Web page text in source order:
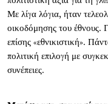
Με λίγα λόγια, ήταν
οικοδόμησης του έθνους.
επίσης «εθνικιστική».
πολιτική επιλογή με
συνέπειες.